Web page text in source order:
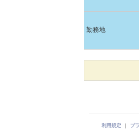
勤務地
利用規定 ｜ プ